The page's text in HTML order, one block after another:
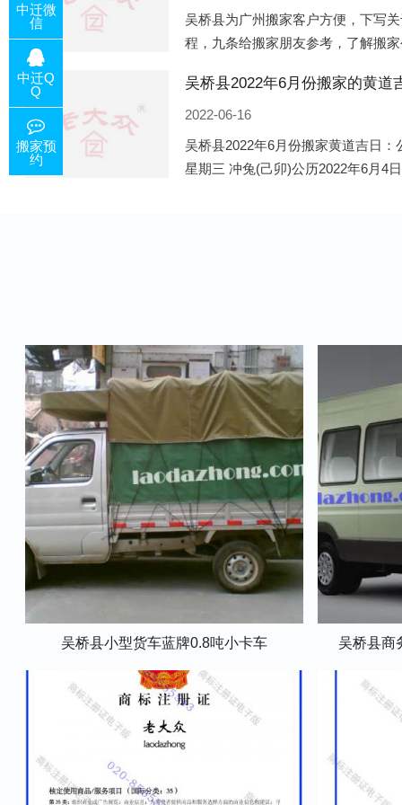
吴桥县为广州搬家客户方便，下写
程，九条给搬家朋友参考，了解搬
电话咨询，初步了解客户搬 家
2022-06-16
吴桥县2022年6月份搬家黄道吉日
星期三 冲兔(己卯)公历2022年6月4
吴桥县小型货车蓝牌0.8吨小卡车 吴桥县商
中迁微
信
中迁Q
Q
搬家预
约